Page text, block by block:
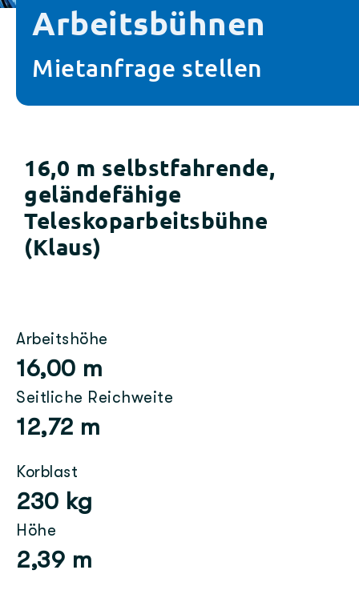
Arbeitsbühnen
Mietanfrage stellen
16,0 m selbstfahrende,
geländefähige
Teleskoparbeitsbühne
(Klaus)
Arbeitshöhe
16,00 m
Seitliche Reichweite
12,72 m
Korblast
230 kg
Höhe
2,39 m